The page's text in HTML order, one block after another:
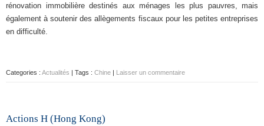
rénovation immobilière destinés aux ménages les plus pauvres, mais
également à soutenir des allègements fiscaux pour les petites entreprises
en difficulté.
Categories : Actualités | Tags : Chine | Laisser un commentaire
Actions H (Hong Kong)